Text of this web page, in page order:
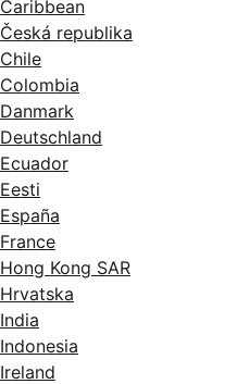
Caribbean
Česká republika
Chile
Colombia
Danmark
Deutschland
Ecuador
Eesti
España
France
Hong Kong SAR
Hrvatska
India
Indonesia
Ireland